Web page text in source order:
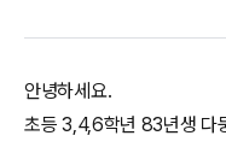
안녕하세요.
초등 3,4,6학년 83년생 다